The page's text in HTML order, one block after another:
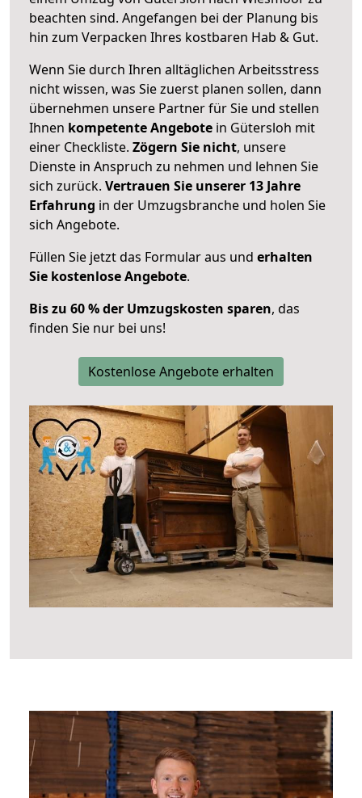
beachten sind. Angefangen bei der Planung bis
hin zum Verpacken Ihres kostbaren Hab & Gut.
Wenn Sie durch Ihren alltäglichen Arbeitsstress
nicht wissen, was Sie zuerst planen sollen, dann
übernehmen unsere Partner für Sie und stellen
Ihnen kompetente Angebote in Gütersloh mit
einer Checkliste. Zögern Sie nicht, unsere
Dienste in Anspruch zu nehmen und lehnen Sie
sich zurück. Vertrauen Sie unserer 13 Jahre
Erfahrung in der Umzugsbranche und holen Sie
sich Angebote.
Füllen Sie jetzt das Formular aus und erhalten
Sie kostenlose Angebote.
Bis zu 60 % der Umzugskosten sparen, das
finden Sie nur bei uns!
Kostenlose Angebote erhalten